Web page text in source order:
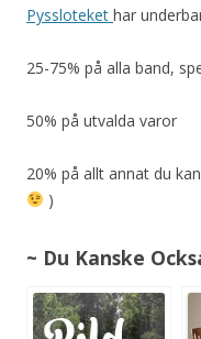
Pyssloteket har
25-75% på alla band,
50% på utvalda varor
20% på allt annat du
)
~ Du Kanske